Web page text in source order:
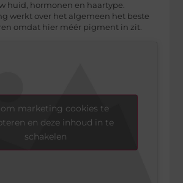
huid, hormonen en haartype.
werkt over het algemeen het beste
omdat hier méér pigment in zit.
om marketing cookies te
en deze inhoud in te
schakelen